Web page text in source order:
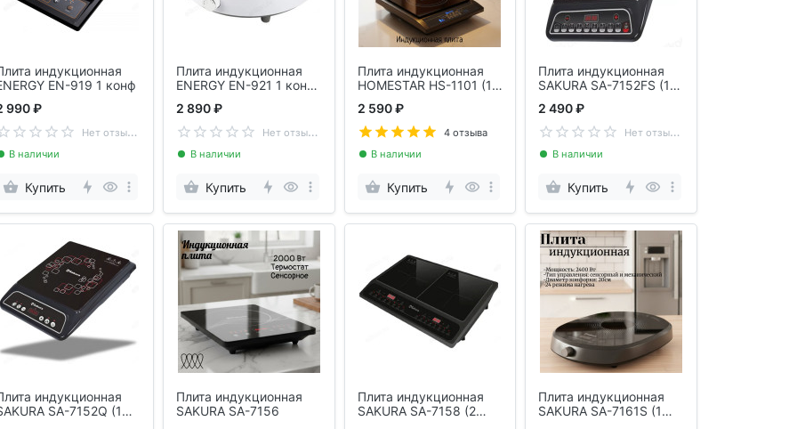
индукционная
EN-919 1 конф
990 ₽
Н
ет отзывов
В наличии
Купить
Плита индукционная
ENERGY EN-921 1 конф
2 890 ₽
Н
ет отзывов
В наличии
Купить
Плита индукционная
HOMESTAR HS-1101 (1
2 590 ₽
4 отзыва
В наличии
Купить
Плита индукционная
SAKURA SA-7152FS (1
2 490 ₽
Н
ет отзывов
В наличии
Купить
индукционная
SA-7152Q (1
Плита индукционная
SAKURA SA-7156
Плита индукционная
SAKURA SA-7158 (2
Плита индукционная
SAKURA SA-7161S (1